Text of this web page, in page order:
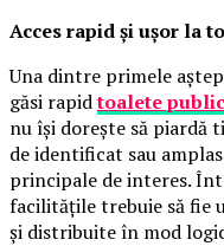
Acces rapid și ușor la
Una dintre primele
găsi rapidtoalete
nu își dorește să piardă
de identificat sau
principale de interes.
facilitățile trebuie să fie
și distribuite în mod